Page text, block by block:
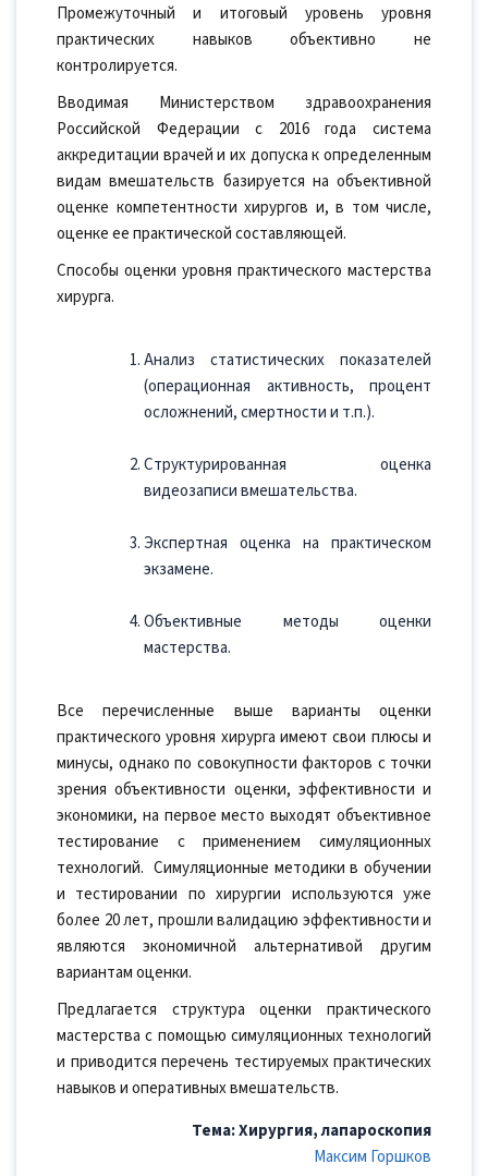
Промежуточный и итоговый уровень уровня
практических навыков объективно не
контролируется.
Вводимая Министерством здравоохранения
Российской Федерации с 2016 года система
аккредитации врачей и их допуска к определенным
видам вмешательств базируется на объективной
оценке компетентности хирургов и, в том числе,
оценке ее практической составляющей.
Способы оценки уровня практического мастерства
хирурга.
Анализ статистических показателей
(операционная активность, процент
осложнений, смертности и т.п.).
Структурированная оценка
видеозаписи вмешательства.
Экспертная оценка на практическом
экзамене.
Объективные методы оценки
мастерства.
Все перечисленные выше варианты оценки
практического уровня хирурга имеют свои плюсы и
минусы, однако по совокупности факторов с точки
зрения объективности оценки, эффективности и
экономики, на первое место выходят объективное
тестирование с применением симуляционных
технологий. Симуляционные методики в обучении
и тестировании по хирургии используются уже
более 20 лет, прошли валидацию эффективности и
являются экономичной альтернативой другим
вариантам оценки.
Предлагается структура оценки практического
мастерства с помощью симуляционных технологий
и приводится перечень тестируемых практических
навыков и оперативных вмешательств.
Тема: Хирургия, лапароскопия
Максим Горшков